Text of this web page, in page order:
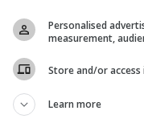
ελληνικά
την
της Σίφνου
για αυτό τον
Personalised
measurement,
Store and/or
Learn more